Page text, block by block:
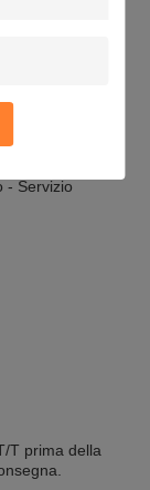
garantendo
- Servizio
T prima della